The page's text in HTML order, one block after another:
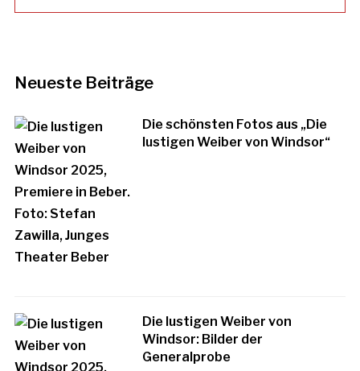
Neueste Beiträge
Die schönsten Fotos aus „Die
lustigen Weiber von Windsor“
Die lustigen Weiber von
Windsor: Bilder der
Generalprobe